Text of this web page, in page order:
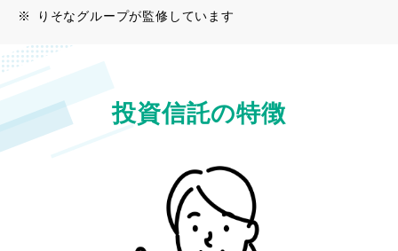
※ りそなグループが監修しています
投資信託の特徴